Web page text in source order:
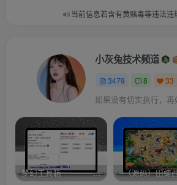
当前信息若含有黄赌毒等违法违
小灰兔技术频道
3479 8 33
如果没有切实执行，
梦幻工具箱————-免费